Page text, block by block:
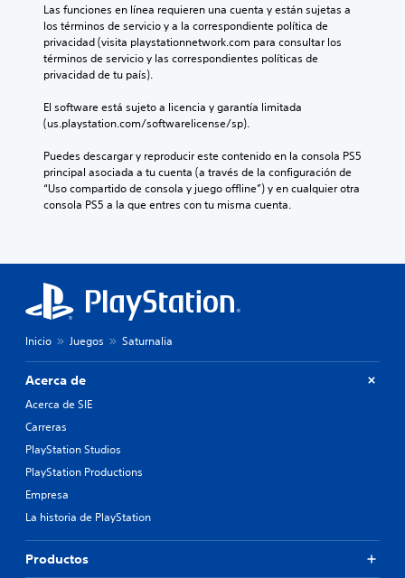
Las funciones en línea requieren una cuenta y están sujetas a
los términos de servicio y a la correspondiente política de
privacidad (visita playstationnetwork.com para consultar los
términos de servicio y las correspondientes políticas de
privacidad de tu país).
El software está sujeto a licencia y garantía limitada
(us.playstation.com/softwarelicense/sp).
Puedes descargar y reproducir este contenido en la consola PS5
principal asociada a tu cuenta (a través de la configuración de
“Uso compartido de consola y juego offline”) y en cualquier otra
consola PS5 a la que entres con tu misma cuenta.
Inicio Juegos Saturnalia
Acerca de
Acerca de SIE
Carreras
PlayStation Studios
PlayStation Productions
Empresa
La historia de PlayStation
Productos